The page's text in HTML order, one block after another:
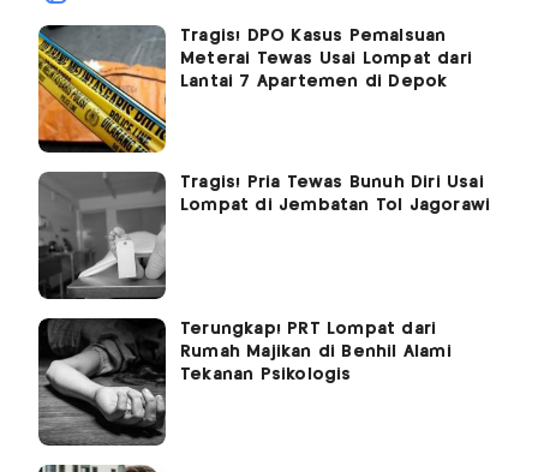
Tragis! DPO Kasus Pemalsuan
Meterai Tewas Usai Lompat dari
Lantai 7 Apartemen di Depok
Tragis! Pria Tewas Bunuh Diri Usai
Lompat di Jembatan Tol Jagorawi
Terungkap! PRT Lompat dari
Rumah Majikan di Benhil Alami
Tekanan Psikologis